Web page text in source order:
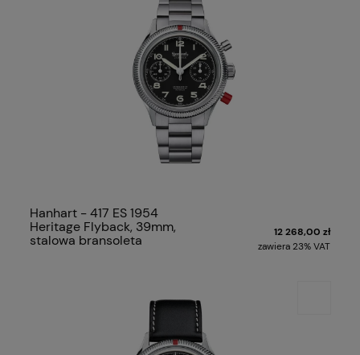
Hanhart - 417 ES 1954
Heritage Flyback, 39mm,
stalowa bransoleta
12 268,00 zł
zawiera 23% VAT